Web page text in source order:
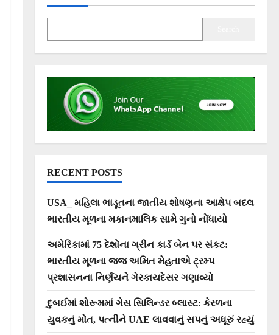
RECENT POSTS
USA_ મહિલા ભાડૂતના જાતીય શોષણના આક્ષેપ બદલ
ભારતીય મૂળના મકાનમાલિક સામે ગુનો નોંધાયો
અમેરિકામાં 75 દેશોના ગ્રીન કાર્ડ બેન પર સંકટ:
ભારતીય મૂળના જજ અમિત મેહતાએ ટ્રમ્પ
પ્રશાસનના નિર્ણયને ગેરકાયદેસર ગણાવ્યો
દુબઈમાં શોરૂમમાં ગેસ સિલિન્ડર બ્લાસ્ટ: કેરળના
યુવકનું મોત, પત્નીને UAE લાવવાનું સપનું અધૂરું રહ્યું